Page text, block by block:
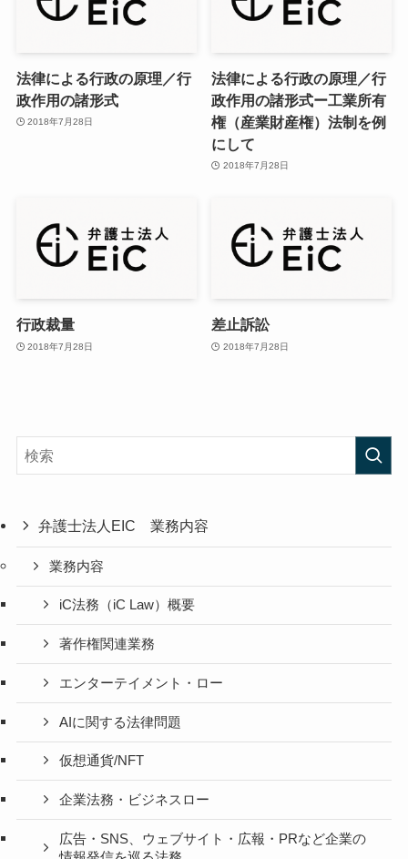
法律による行政の原理／行
政作用の諸形式
2018年7月28日
法律による行政の原理／行
政作用の諸形式ー工業所有
権（産業財産権）法制を例
にして
2018年7月28日
行政裁量
2018年7月28日
差止訴訟
2018年7月28日
弁護士法人EIC 業務内容
業務内容
iC法務（iC Law）概要
著作権関連業務
エンターテイメント・ロー
AIに関する法律問題
仮想通貨/NFT
企業法務・ビジネスロー
広告・SNS、ウェブサイト・広報・PRなど企業の